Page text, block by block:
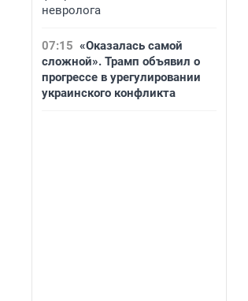
невролога
07:15 «Оказалась самой
сложной». Трамп объявил о
прогрессе в урегулировании
украинского конфликта